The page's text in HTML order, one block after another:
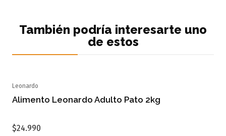
También podría interesarte uno
de estos
Leonardo
Alimento Leonardo Adulto Pato 2kg
$24.990